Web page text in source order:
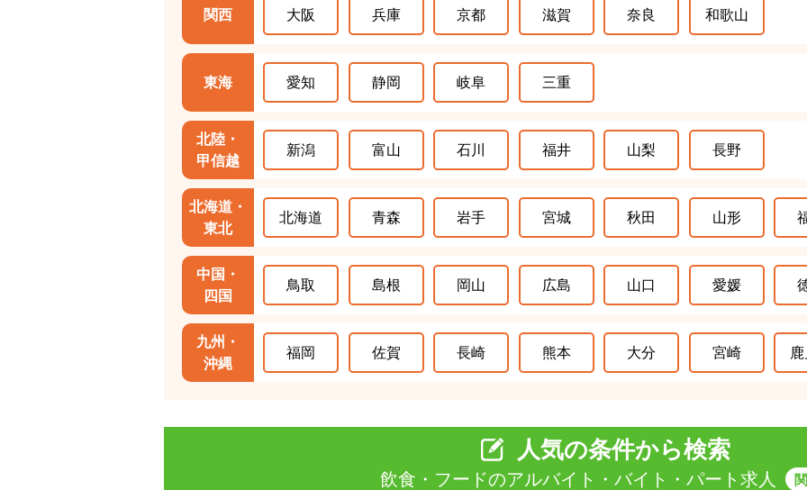
関西 大阪 兵庫 京都 滋賀 奈良 和歌山
東海 愛知 静岡 岐阜 三重
北陸・
甲信越
新潟 富山 石川 福井 山梨 長野
北海道・
東北
北海道 青森 岩手 宮城 秋田 山形
中国・
四国
鳥取 島根 岡山 広島 山口 愛媛
九州・
沖縄
福岡 佐賀 長崎 熊本 大分 宮崎
人気の条件から検索
飲食・フードのアルバイト・バイト・パート求人